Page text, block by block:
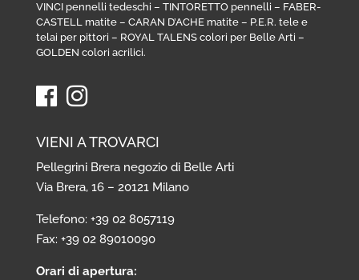
VINCI pennelli tedeschi – TINTORETTO pennelli – FABER-
CASTELL matite– CARAN D’ACHE matite– P.E.R. tele e
telai per pittori – ROYAL TALENS colori per Belle Arti –
GOLDEN colori acrilici.
VIENI A TROVARCI
Pellegrini Brera negozio di Belle Arti
Via Brera, 16 – 20121 Milano
Telefono: +39 02 8057119
Fax: +39 02 89010090
Orari di apertura: